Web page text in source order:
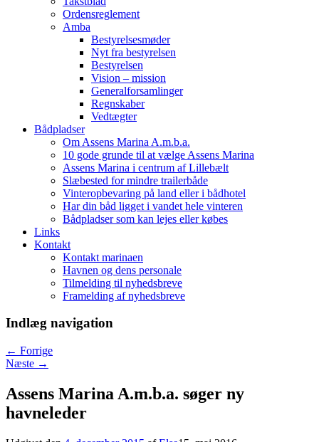
Ordensreglement
Amba
Bestyrelsesmøder
Nyt fra bestyrelsen
Bestyrelsen
Vision – mission
Generalforsamlinger
Regnskaber
Vedtægter
Bådpladser
Om Assens Marina A.m.b.a.
10 gode grunde til at vælge Assens Marina
Assens Marina i centrum af Lillebælt
Slæbested for mindre trailerbåde
Vinteropbevaring på land eller i bådhotel
Har din båd ligget i vandet hele vinteren
Bådpladser som kan lejes eller købes
Links
Kontakt
Kontakt marinaen
Havnen og dens personale
Tilmelding til nyhedsbreve
Framelding af nyhedsbreve
Indlæg navigation
← Forrige
Næste →
Assens Marina A.m.b.a. søger ny
havneleder